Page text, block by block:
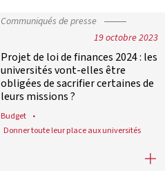
Communiqués de presse
19 octobre 2023
Projet de loi de finances 2024 : les
universités vont-elles être
obligées de sacrifier certaines de
leurs missions ?
Budget
Donner toute leur place aux universités
Projet de loi de finances 2024 :